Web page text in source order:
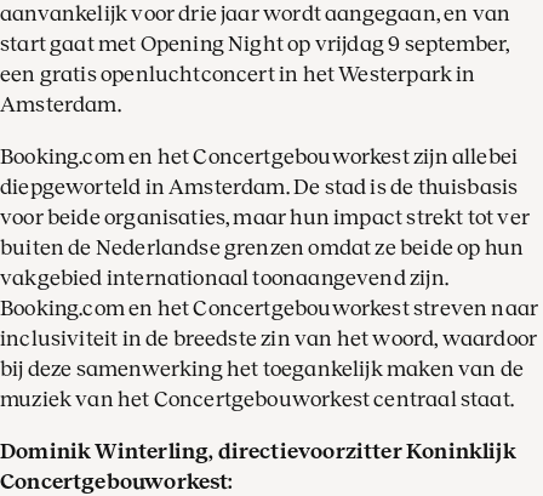
aanvankelijk voor drie jaar wordt aangegaan, en van
start gaat met Opening Night op vrijdag 9 september,
een gratis openluchtconcert in het Westerpark in
Amsterdam.
Booking.com en het Concertgebouworkest zijn allebei
diepgeworteld in Amsterdam. De stad is de thuisbasis
voor beide organisaties, maar hun impact strekt tot ver
buiten de Nederlandse grenzen omdat ze beide op hun
vakgebied internationaal toonaangevend zijn.
Booking.com en het Concertgebouworkest streven naar
inclusiviteit in de breedste zin van het woord, waardoor
bij deze samenwerking het toegankelijk maken van de
muziek van het Concertgebouworkest centraal staat.
Dominik Winterling, directievoorzitter Koninklijk
Concertgebouworkest: